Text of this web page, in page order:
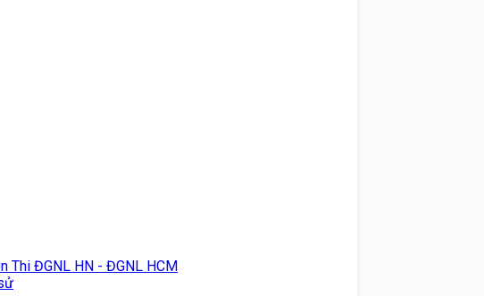
Thi ĐGNL HN - ĐGNL HCM